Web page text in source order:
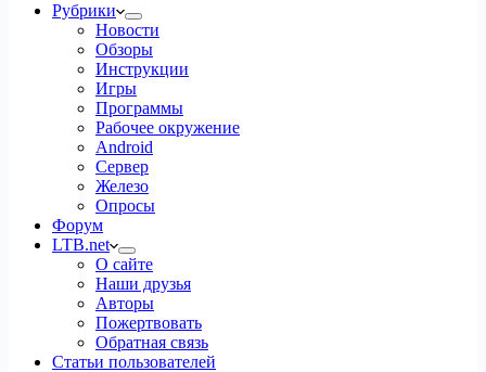
Рубрики
Новости
Обзоры
Инструкции
Игры
Программы
Рабочее окружение
Android
Сервер
Железо
Опросы
Форум
LTB.net
О сайте
Наши друзья
Авторы
Пожертвовать
Обратная связь
Статьи пользователей